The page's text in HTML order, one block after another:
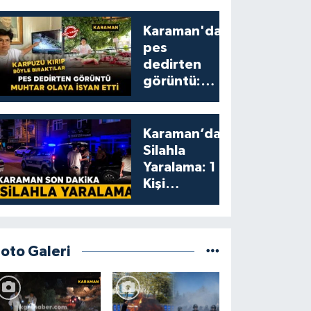
Karaman'da
pes
dedirten
görüntü:
yumruklayıp
yediler,
artıklarını
kamelyada
bıraktılar
Karaman’da
Silahla
Yaralama: 1
Kişi
Galeri